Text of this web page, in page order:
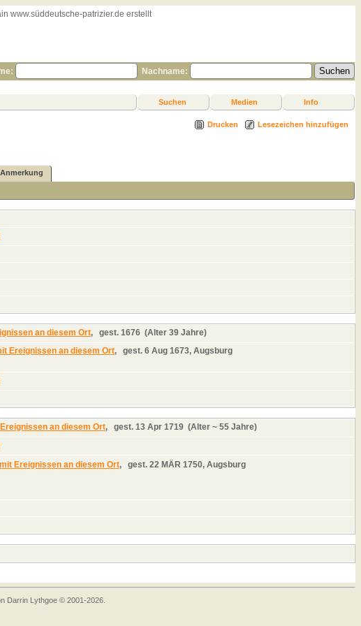
www.süddeutsche-patrizier.de erstellt
Nachname:
Suchen Medien Info
Drucken Lesezeichen hinzufügen
Anmerkung
, gest. 1676 (Alter 39 Jahre)
, gest. 6 Aug 1673, Augsburg
, gest. 13 Apr 1719 (Alter ~ 55 Jahre)
, gest. 22 MÄR 1750, Augsburg
Darrin Lythgoe © 2001-2026.